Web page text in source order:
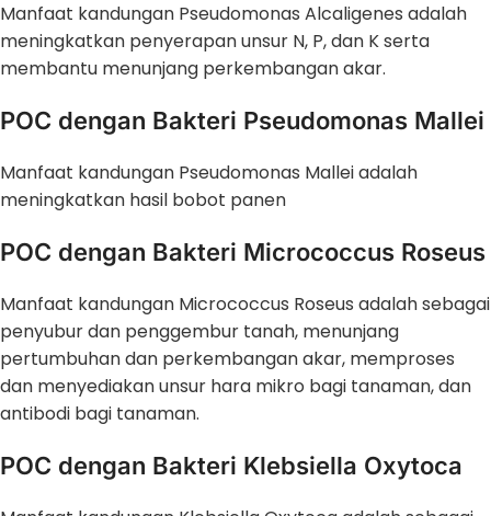
Manfaat kandungan Pseudomonas Alcaligenes adalah
meningkatkan penyerapan unsur N, P, dan K serta
membantu menunjang perkembangan akar.
POC dengan Bakteri Pseudomonas Mallei
Manfaat kandungan Pseudomonas Mallei adalah
meningkatkan hasil bobot panen
POC dengan Bakteri Micrococcus Roseus
Manfaat kandungan Micrococcus Roseus adalah sebagai
penyubur dan penggembur tanah, menunjang
pertumbuhan dan perkembangan akar, memproses
dan menyediakan unsur hara mikro bagi tanaman, dan
antibodi bagi tanaman.
POC dengan Bakteri Klebsiella Oxytoca